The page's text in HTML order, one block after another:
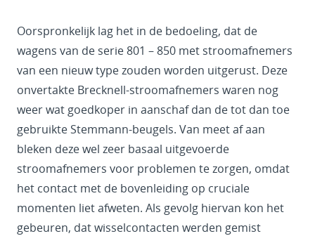
Oorspronkelijk lag het in de bedoeling, dat de
wagens van de serie 801 – 850 met stroomafnemers
van een nieuw type zouden worden uitgerust. Deze
onvertakte Brecknell-stroomafnemers waren nog
weer wat goedkoper in aanschaf dan de tot dan toe
gebruikte Stemmann-beugels. Van meet af aan
bleken deze wel zeer basaal uitgevoerde
stroomafnemers voor problemen te zorgen, omdat
het contact met de bovenleiding op cruciale
momenten liet afweten. Als gevolg hiervan kon het
gebeuren, dat wisselcontacten werden gemist